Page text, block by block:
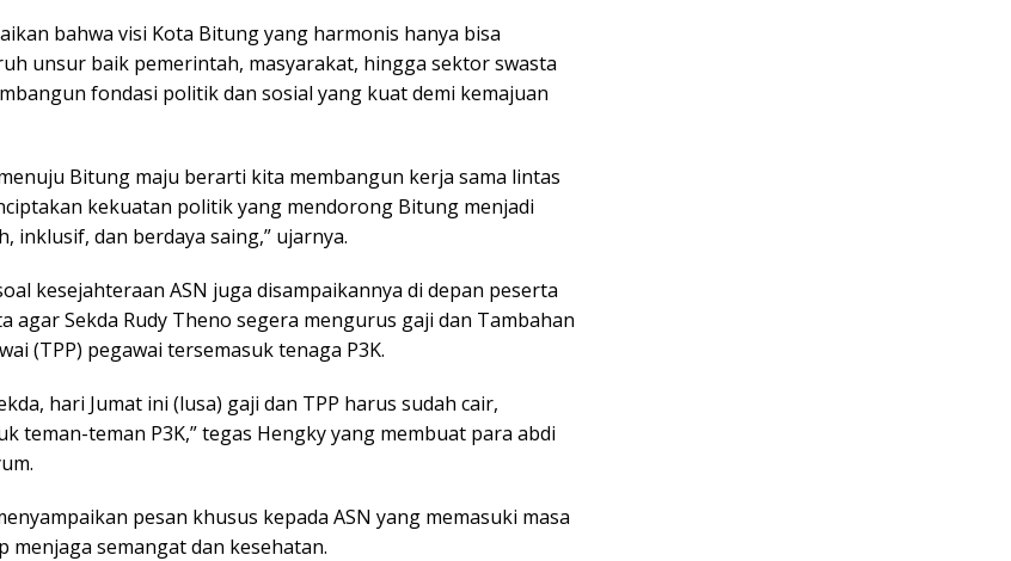
bahwa visi Kota Bitung yang harmonis hanya bisa
unsur baik pemerintah, masyarakat, hingga sektor swasta
fondasi politik dan sosial yang kuat demi kemajuan
Bitung maju berarti kita membangun kerja sama lintas
kekuatan politik yang mendorong Bitung menjadi
inklusif, dan berdaya saing,” ujarnya.
kesejahteraan ASN juga disampaikannya di depan peserta
agar Sekda Rudy Theno segera mengurus gaji dan Tambahan
(TPP) pegawai tersemasuk tenaga P3K.
hari Jumat ini (lusa) gaji dan TPP harus sudah cair,
teman-teman P3K,” tegas Hengky yang membuat para abdi
pesan khusus kepada ASN yang memasuki masa
menjaga semangat dan kesehatan.